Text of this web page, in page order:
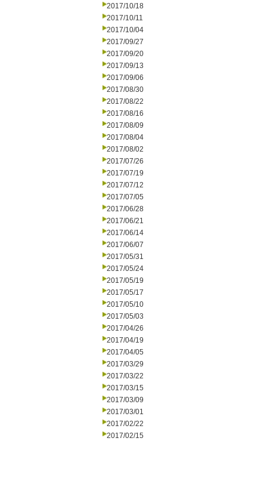
2017/10/18
2017/10/11
2017/10/04
2017/09/27
2017/09/20
2017/09/13
2017/09/06
2017/08/30
2017/08/22
2017/08/16
2017/08/09
2017/08/04
2017/08/02
2017/07/26
2017/07/19
2017/07/12
2017/07/05
2017/06/28
2017/06/21
2017/06/14
2017/06/07
2017/05/31
2017/05/24
2017/05/19
2017/05/17
2017/05/10
2017/05/03
2017/04/26
2017/04/19
2017/04/05
2017/03/29
2017/03/22
2017/03/15
2017/03/09
2017/03/01
2017/02/22
2017/02/15